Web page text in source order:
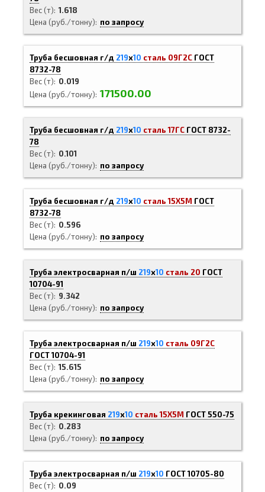
Вес (т) 1.618
Цена (руб./тонну)
по запросу
Труба бесшовная г/д 219х10 сталь 09Г2С ГОСТ
8732-78
Вес (т)
0.019
Цена (руб./тонну) 171500.00
Труба бесшовная г/д 219х10 сталь 17ГС ГОСТ 8732-
78
Вес (т)
0.101
Цена (руб./тонну)
по запросу
Труба бесшовная г/д 219х10 сталь 15Х5М ГОСТ
8732-78
Вес (т)
0.596
Цена (руб./тонну)
по запросу
Труба электросварная п/ш 219х10 сталь 20 ГОСТ
10704-91
Вес (т)
9.342
Цена (руб./тонну)
по запросу
Труба электросварная п/ш 219х10 сталь 09Г2С
ГОСТ 10704-91
Вес (т) 15.615
Цена (руб./тонну)
по запросу
Труба крекинговая 219х10 сталь 15Х5М ГОСТ 550-75
Вес (т)
0.283
Цена (руб./тонну)
по запросу
Труба электросварная п/ш 219х10 ГОСТ 10705-80
Вес (т)
0.09